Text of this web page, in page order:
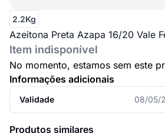
Informações adicionais
Validade 08/05/
2.2Kg
Azeitona Preta Azapa 16/20 Vale
Item indisponível
No momento, estamos sem este
Produtos similares